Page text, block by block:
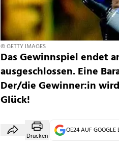
© GETTY IMAGES
Das Gewinnspiel endet
ausgeschlossen. Eine
Der/die Gewinner:in
Glück!
Drucken
OE24 AUF GOOGLE